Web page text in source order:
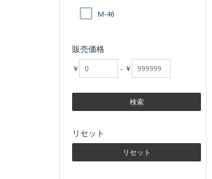
M-46
販売価格
￥ - ￥
リセット